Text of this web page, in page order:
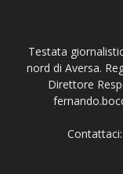
Testata
nord di Aversa.
Direttore
Contattaci: